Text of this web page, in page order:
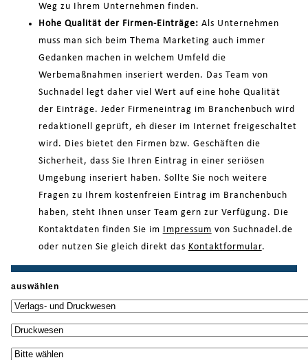
Weg zu Ihrem Unternehmen finden.
Hohe Qualität der Firmen-Einträge: Als Unternehmen
muss man sich beim Thema Marketing auch immer
Gedanken machen in welchem Umfeld die
Werbemaßnahmen inseriert werden. Das Team von
Suchnadel legt daher viel Wert auf eine hohe Qualität
der Einträge. Jeder Firmeneintrag im Branchenbuch wird
redaktionell geprüft, eh dieser im Internet freigeschaltet
wird. Dies bietet den Firmen bzw. Geschäften die
Sicherheit, dass Sie Ihren Eintrag in einer seriösen
Umgebung inseriert haben. Sollte Sie noch weitere
Fragen zu Ihrem kostenfreien Eintrag im Branchenbuch
haben, steht Ihnen unser Team gern zur Verfügung. Die
Kontaktdaten finden Sie im
Impressum von Suchnadel.de
oder nutzen Sie gleich direkt das Kontaktformular.
auswählen